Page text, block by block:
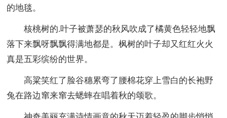
的地毯。
核桃树的.叶子被萧瑟的秋风吹成了橘黄色轻轻地飘
落下来飘呀飘飘得满地都是。枫树的叶子却又红红火火
真是五彩缤纷的世界。
高粱笑红了脸谷穗累弯了腰棉花穿上雪白的长袍野
兔在路边窜来窜去蟋蟀在唱着秋的颂歌。